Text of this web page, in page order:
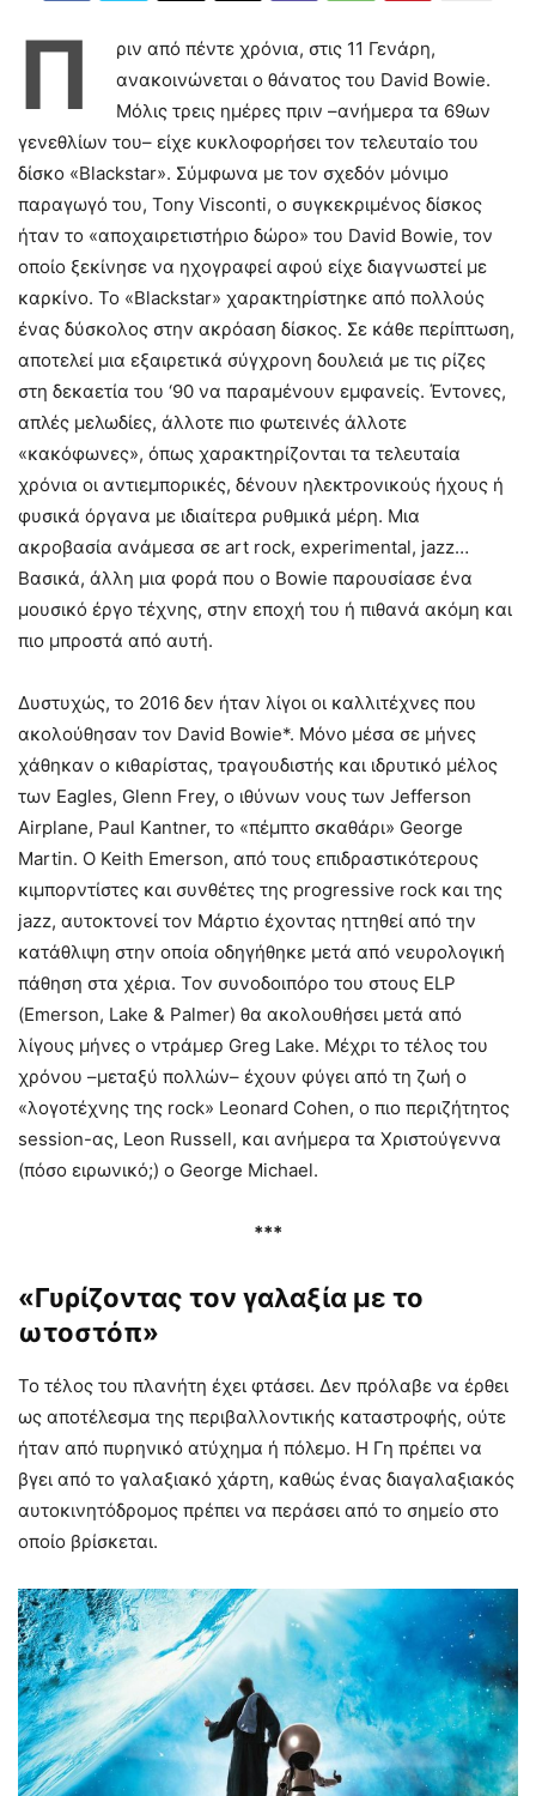
Π
ριν από πέντε χρόνια, στις 11 Γενάρη,
ανακοινώνεται ο θάνατος του David Bowie.
Μόλις τρεις ημέρες πριν –ανήμερα τα 69ων
γενεθλίων του– είχε κυκλοφορήσει τον τελευταίο του
δίσκο «Blackstar». Σύμφωνα με τον σχεδόν μόνιμο
παραγωγό του, Tony Visconti, ο συγκεκριμένος δίσκος
ήταν το «αποχαιρετιστήριο δώρο» του David Bowie, τον
οποίο ξεκίνησε να ηχογραφεί αφού είχε διαγνωστεί με
καρκίνο. Το «Blackstar» χαρακτηρίστηκε από πολλούς
ένας δύσκολος στην ακρόαση δίσκος. Σε κάθε περίπτωση,
αποτελεί μια εξαιρετικά σύγχρονη δουλειά με τις ρίζες
στη δεκαετία του ‘90 να παραμένουν εμφανείς. Έντονες,
απλές μελωδίες, άλλοτε πιο φωτεινές άλλοτε
«κακόφωνες», όπως χαρακτηρίζονται τα τελευταία
χρόνια οι αντιεμπορικές, δένουν ηλεκτρονικούς ήχους ή
φυσικά όργανα με ιδιαίτερα ρυθμικά μέρη. Μια
ακροβασία ανάμεσα σε art rock, experimental, jazz…
Βασικά, άλλη μια φορά που ο Bowie παρουσίασε ένα
μουσικό έργο τέχνης, στην εποχή του ή πιθανά ακόμη και
πιο μπροστά από αυτή.
Δυστυχώς, το 2016 δεν ήταν λίγοι οι καλλιτέχνες που
ακολούθησαν τον David Bowie*. Μόνο μέσα σε μήνες
χάθηκαν ο κιθαρίστας, τραγουδιστής και ιδρυτικό μέλος
των Eagles, Glenn Frey, ο ιθύνων νους των Jefferson
Airplane, Paul Kantner, το «πέμπτο σκαθάρι» George
Martin. Ο Keith Emerson, από τους επιδραστικότερους
κιμπορντίστες και συνθέτες της progressive rock και της
jazz, αυτοκτονεί τον Μάρτιο έχοντας ηττηθεί από την
κατάθλιψη στην οποία οδηγήθηκε μετά από νευρολογική
πάθηση στα χέρια. Τον συνοδοιπόρο του στους ELP
(Emerson, Lake & Palmer) θα ακολουθήσει μετά από
λίγους μήνες ο ντράμερ Greg Lake. Μέχρι το τέλος του
χρόνου –μεταξύ πολλών– έχουν φύγει από τη ζωή ο
«λογοτέχνης της rock» Leonard Cohen, ο πιο περιζήτητος
session-ας, Leon Russell, και ανήμερα τα Χριστούγεννα
(πόσο ειρωνικό;) ο George Michael.
***
«Γυρίζοντας τον γαλαξία με το
ωτοστόπ»
Το τέλος του πλανήτη έχει φτάσει. Δεν πρόλαβε να έρθει
ως αποτέλεσμα της περιβαλλοντικής καταστροφής, ούτε
ήταν από πυρηνικό ατύχημα ή πόλεμο. Η Γη πρέπει να
βγει από το γαλαξιακό χάρτη, καθώς ένας διαγαλαξιακός
αυτοκινητόδρομος πρέπει να περάσει από το σημείο στο
οποίο βρίσκεται.